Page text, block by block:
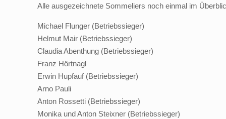
Alle ausgezeichnete Sommeliers noch einmal im
Michael Flunger (Betriebssieger)
Helmut Mair (Betriebssieger)
Claudia Abenthung (Betriebssieger)
Franz Hörtnagl
Erwin Hupfauf (Betriebssieger)
Arno Pauli
Anton Rossetti (Betriebssieger)
Monika und Anton Steixner (Betriebssieger)